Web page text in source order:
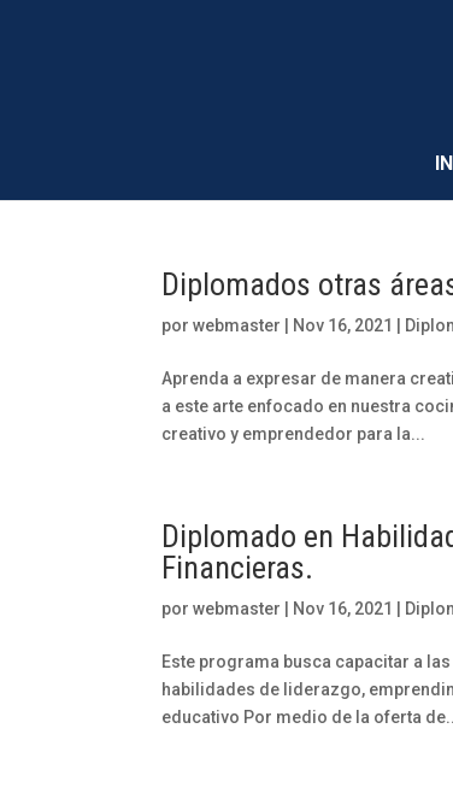
Diplomados otras
porwebmaster Nov 16, 2021
Aprenda a expresar de manera
a este arte enfocado en nuestra
creativo y emprendedor para la...
Diplomado en
Financieras.
porwebmaster Nov 16, 2021
Este programa busca capacitar a
habilidades de liderazgo,
educativo Por medio de la oferta